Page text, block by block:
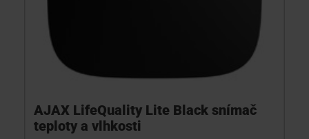
AJAX LifeQuality Lite Black snímač
teploty a vlhkosti